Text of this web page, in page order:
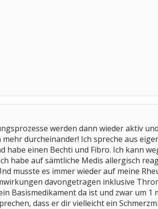
werden dann wieder aktiv
durcheinander! Ich spreche aus
habe einen Bechti und Fibro. Ich kann
habe auf sämtliche Medis allergisch
musste es immer wieder auf meine
davongetragen inklusive
Basismedikament da ist und zwar um 1
dass er dir vielleicht ein